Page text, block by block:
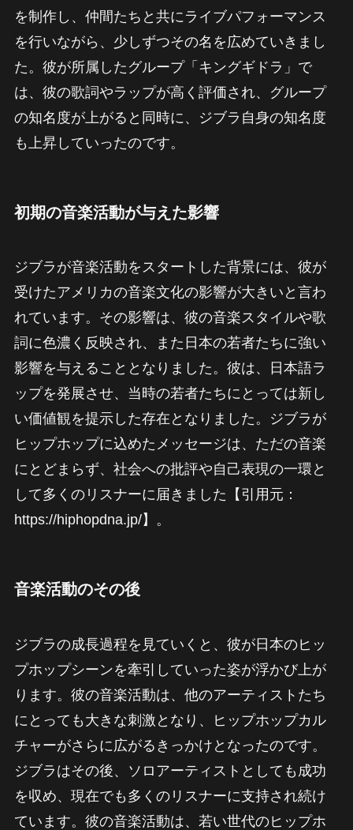
を制作し、仲間たちと共にライブパフォーマンス
を行いながら、少しずつその名を広めていきまし
た。彼が所属したグループ「キングギドラ」で
は、彼の歌詞やラップが高く評価され、グループ
の知名度が上がると同時に、ジブラ自身の知名度
も上昇していったのです。
初期の音楽活動が与えた影響
ジブラが音楽活動をスタートした背景には、彼が
受けたアメリカの音楽文化の影響が大きいと言わ
れています。その影響は、彼の音楽スタイルや歌
詞に色濃く反映され、また日本の若者たちに強い
影響を与えることとなりました。彼は、日本語ラ
ップを発展させ、当時の若者たちにとっては新し
い価値観を提示した存在となりました。ジブラが
ヒップホップに込めたメッセージは、ただの音楽
にとどまらず、社会への批評や自己表現の一環と
して多くのリスナーに届きました【引用元：
https://hiphopdna.jp/】。
音楽活動のその後
ジブラの成長過程を見ていくと、彼が日本のヒッ
プホップシーンを牽引していった姿が浮かび上が
ります。彼の音楽活動は、他のアーティストたち
にとっても大きな刺激となり、ヒップホップカル
チャーがさらに広がるきっかけとなったのです。
ジブラはその後、ソロアーティストとしても成功
を収め、現在でも多くのリスナーに支持され続け
ています。彼の音楽活動は、若い世代のヒップホ